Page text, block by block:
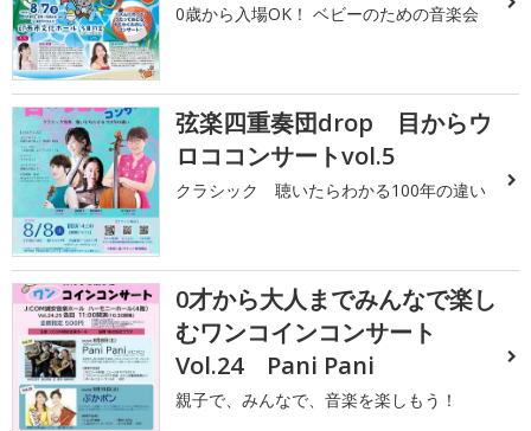
0歳から入場OK！ ベビーのための音楽会
弦楽四重奏団drop 目からウ
ロココンサートvol.5
クラシック 聴いたらわかる100年の違い
0才から大人までみんなで楽し
むワンコインコンサート
Vol.24 Pani Pani
親子で、みんなで、音楽を楽しもう！